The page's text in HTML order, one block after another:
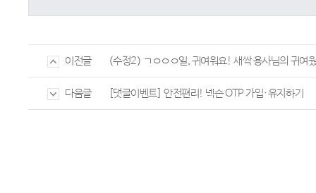
이전글 (수정2) ㄱㅇㅇㅇ일, 귀여워요! 새싹 용사님의 귀여
다음글 [댓글이벤트] 안전편리! 넥슨 OTP 가입·유지하기